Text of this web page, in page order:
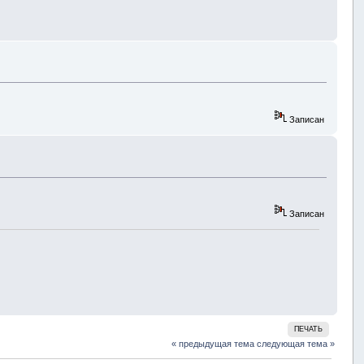
Записан
Записан
ПЕЧАТЬ
« предыдущая тема следующая тема »